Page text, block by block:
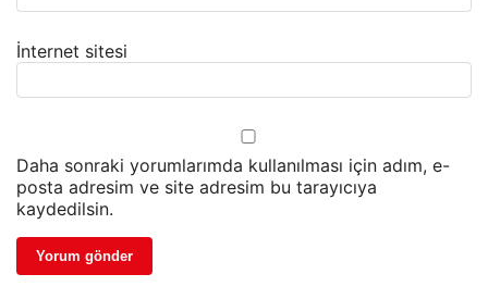
İnternet sitesi
Daha sonraki yorumlarımda kullanılması için adım, e-
posta adresim ve site adresim bu tarayıcıya
kaydedilsin.